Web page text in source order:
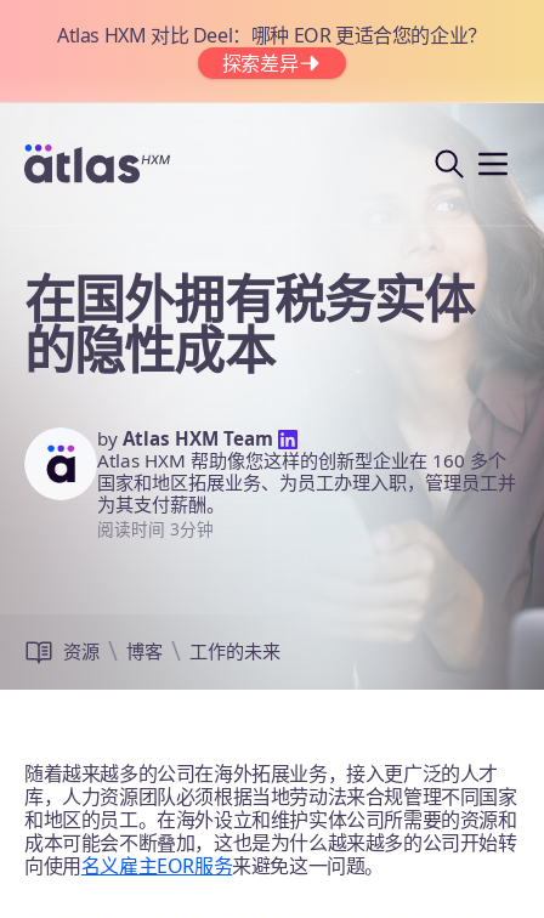
Atlas HXM 对比 Deel：哪种 EOR 更适合您的企业？
探索差异
在国外拥有税务实体
的隐性成本
by Atlas HXM Team
Atlas HXM 帮助像您这样的创新型企业在 160 多个
国家和地区拓展业务、为员工办理入职，管理员工并
为其支付薪酬。
阅读时间 3分钟
资源 博客 工作的未来
随着越来越多的公司在海外拓展业务，接入更广泛的人才
库，人力资源团队必须根据当地劳动法来合规管理不同国家
和地区的员工。在海外设立和维护实体公司所需要的资源和
成本可能会不断叠加，这也是为什么越来越多的公司开始转
向使用名义雇主EOR服务来避免这一问题。